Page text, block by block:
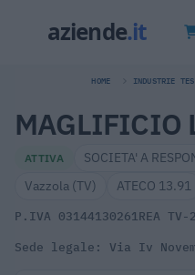
HOME INDUSTRIE
MAGLIFICIO
ATTIVA
SOCIETA' A
Vazzola (TV)
ATECO 13.91
P.IVA 03144130261REA TV-
Sede legale: Via Iv